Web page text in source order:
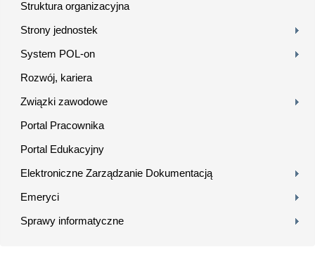
Struktura organizacyjna
Strony jednostek
System POL-on
Rozwój, kariera
Związki zawodowe
Portal Pracownika
Portal Edukacyjny
Elektroniczne Zarządzanie Dokumentacją
Emeryci
Sprawy informatyczne